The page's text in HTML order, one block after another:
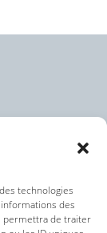
technologies
des
permettra de traiter